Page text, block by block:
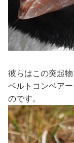
彼らはこの突起
ベルトコンベア
のです。